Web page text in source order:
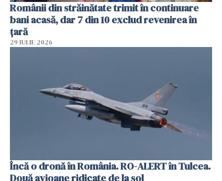
Românii din străinătate trimit în continuare
bani acasă, dar 7 din 10 exclud revenirea în
țară
29 IULIE 2026
Încă o dronă în România. RO-ALERT în Tulcea.
Două avioane ridicate de la sol